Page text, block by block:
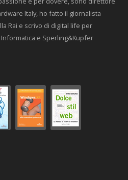
Italy, ho fatto il giornalista
Rai e scrivo di digital life per
e Sperling&Kupfer